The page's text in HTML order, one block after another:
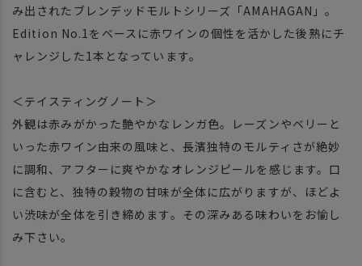
み出されたブレンデッドモルトシリーズ「AMAHAGAN」。
Edition No.1をベースに赤ワインの個性を活かした後熟にチ
ャレンジした1本となっています。
＜テイスティングノート＞
外観は赤みがかった艶やかなレンガ色。レーズンやベリーと
いった赤ワイン由来の風味と、長濱独特のモルティさが絶妙
に調和、アフターに爽やかなオレンジピールを感じます。口
に含むと、独特の穀物の甘味が全体に広がりますが、ほどよ
い渋味が全体を引き締めます。その深みある味わいをお愉し
み下さい。